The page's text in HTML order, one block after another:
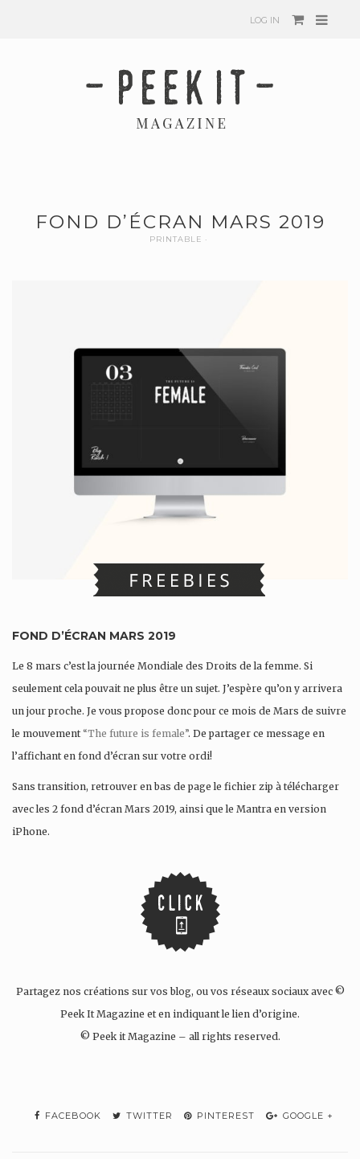
LOG IN
FOND D’ÉCRAN MARS 2019
PRINTABLE
FOND D’ÉCRAN MARS 2019
Le 8 mars c’est la journée Mondiale des Droits de la femme. Si
seulement cela pouvait ne plus être un sujet. J’espère qu’on y arrivera
un jour proche. Je vous propose donc pour ce mois de Mars de suivre
le mouvement“The future is female”. De partager ce message en
l’affichant en fond d’écran sur votre ordi!
Sans transition, retrouver en bas de page le fichier zip à télécharger
avec les 2 fond d’écran Mars 2019, ainsi que le Mantra en version
iPhone.
Partagez nos créations sur vos blog, ou vos réseaux sociaux avec ©
Peek It Magazine et en indiquant le lien d’origine.
© Peek it Magazine – all rights reserved.
FACEBOOK TWITTER PINTEREST GOOGLE +